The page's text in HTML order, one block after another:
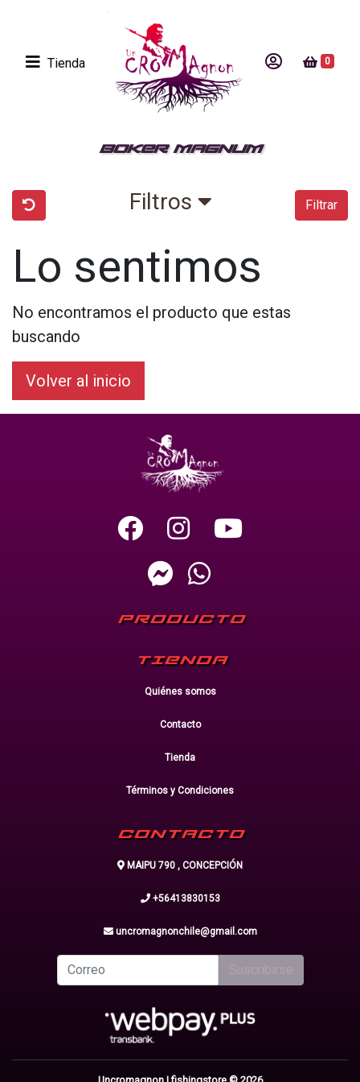
Tienda 0
BOKER MAGNUM
Filtros Filtrar
Lo sentimos
No encontramos el producto que estas
buscando
Volver al inicio
PRODUCTO
TIENDA
Quiénes somos
Contacto
Tienda
Términos y Condiciones
CONTACTO
MAIPU 790 , CONCEPCIÓN
+56413830153
uncromagnonchile@gmail.com